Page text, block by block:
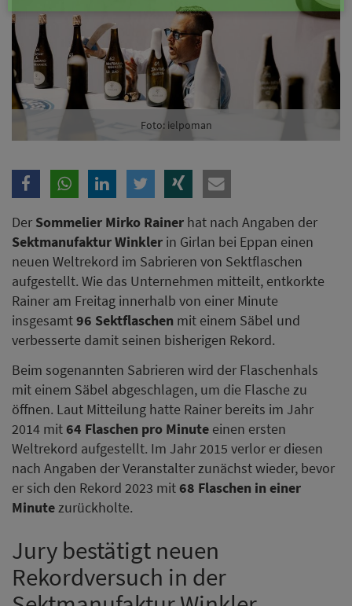
Foto: ielpoman
Der Sommelier Mirko Rainer hat nach Angaben der
Sektmanufaktur Winkler in Girlan bei Eppan einen
neuen Weltrekord im Sabrieren von Sektflaschen
aufgestellt. Wie das Unternehmen mitteilt, entkorkte
Rainer am Freitag innerhalb von einer Minute
insgesamt96 Sektflaschen mit einem Säbel und
verbesserte damit seinen bisherigen Rekord.
Beim sogenannten Sabrieren wird der Flaschenhals
mit einem Säbel abgeschlagen, um die Flasche zu
öffnen. Laut Mitteilung hatte Rainer bereits im Jahr
2014 mit64 Flaschen pro Minute einen ersten
Weltrekord aufgestellt. Im Jahr 2015 verlor er diesen
nach Angaben der Veranstalter zunächst wieder, bevor
er sich den Rekord 2023 mit68 Flaschen in einer
Minutezurückholte.
Jury bestätigt neuen
Rekordversuch in der
Tageskarte-Newsletter (gegen 8.30 Uhr)
Ich habe die Datenschutzerklärung
zur Kenntnis
genommen.
Anmelden Danke, heute nicht